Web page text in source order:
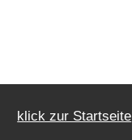
klick zur Startseite